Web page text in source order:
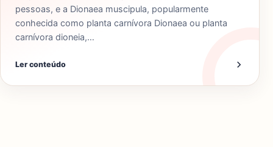
pessoas, e a Dionaea muscipula, popularmente
conhecida como planta carnívora Dionaea ou planta
carnívora dioneia,…
Ler conteúdo